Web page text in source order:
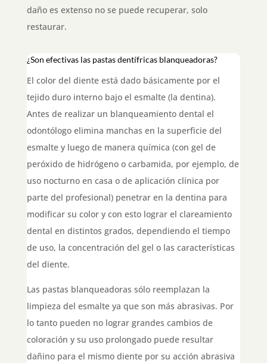
daño es extenso no se puede recuperar, solo
restaurar.
¿Son efectivas las pastas dentífricas blanqueadoras?
El color del diente está dado básicamente por el
tejido duro interno bajo el esmalte (la dentina).
Antes de realizar un blanqueamiento dental el
odontólogo elimina manchas en la superficie del
esmalte y luego de manera química (con gel de
peróxido de hidrógeno o carbamida, por ejemplo, de
uso nocturno en casa o de aplicación clínica por
parte del profesional) penetrar en la dentina para
modificar su color y con esto lograr el clareamiento
dental en distintos grados, dependiendo el tiempo
de uso, la concentración del gel o las características
del diente.
Las pastas blanqueadoras sólo reemplazan la
limpieza del esmalte ya que son más abrasivas. Por
lo tanto pueden no lograr grandes cambios de
coloración y su uso prolongado puede resultar
dañino para el mismo diente por su acción abrasiva